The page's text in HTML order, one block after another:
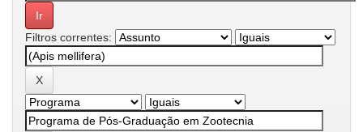
Filtros correntes: